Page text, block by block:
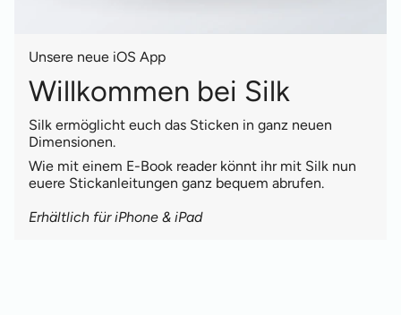
Unsere neue iOS App
Willkommen bei Silk
Silk ermöglicht euch das Sticken in ganz neuen
Dimensionen.
Wie mit einem E-Book reader könnt ihr mit Silk nun
euere Stickanleitungen ganz bequem abrufen.
Erhältlich für iPhone & iPad